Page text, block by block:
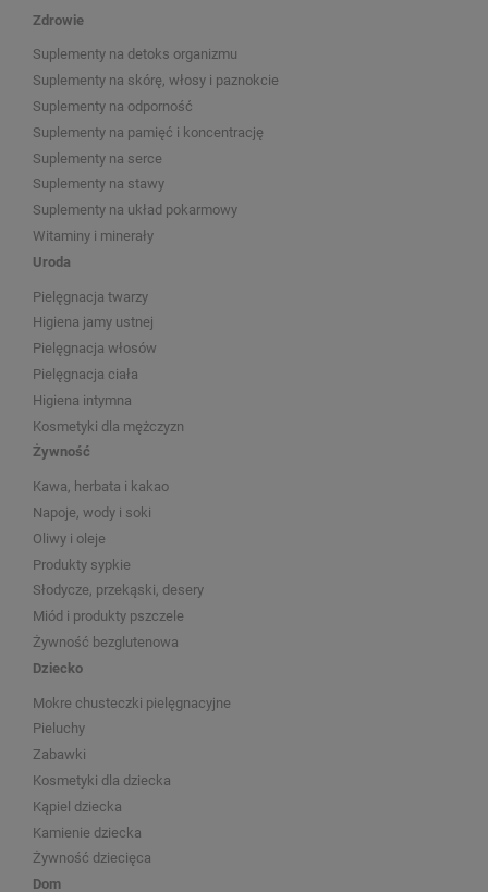
Zdrowie
Suplementy na detoks organizmu
Suplementy na skórę, włosy i paznokcie
Suplementy na odporność
Suplementy na pamięć i koncentrację
Suplementy na serce
Suplementy na stawy
Suplementy na układ pokarmowy
Witaminy i minerały
Uroda
Pielęgnacja twarzy
Higiena jamy ustnej
Pielęgnacja włosów
Pielęgnacja ciała
Higiena intymna
Kosmetyki dla mężczyzn
Żywność
Kawa, herbata i kakao
Napoje, wody i soki
Oliwy i oleje
Produkty sypkie
Słodycze, przekąski, desery
Miód i produkty pszczele
Żywność bezglutenowa
Dziecko
Mokre chusteczki pielęgnacyjne
Pieluchy
Zabawki
Kosmetyki dla dziecka
Kąpiel dziecka
Kamienie dziecka
Żywność dziecięca
Dom